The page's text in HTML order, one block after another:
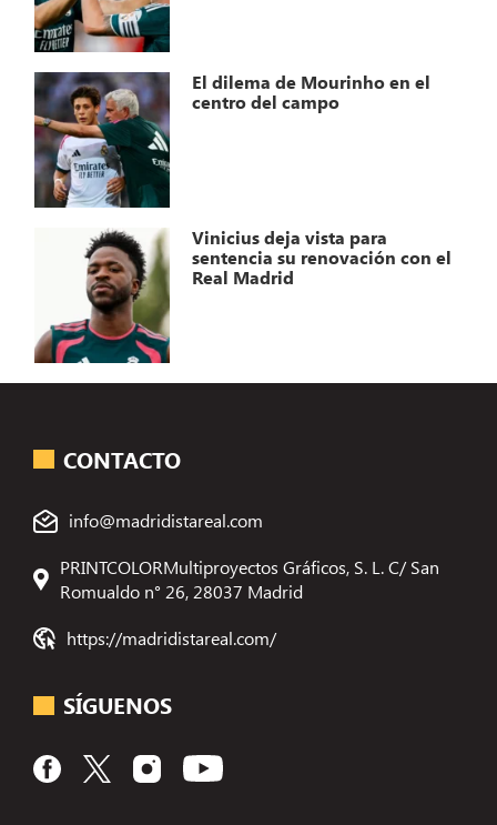
El dilema de Mourinho en el
centro del campo
Vinicius deja vista para
sentencia su renovación con el
Real Madrid
CONTACTO
info@madridistareal.com
PRINTCOLORMultiproyectos Gráficos, S. L. C/ San
Romualdo n° 26, 28037 Madrid
https://madridistareal.com/
SÍGUENOS